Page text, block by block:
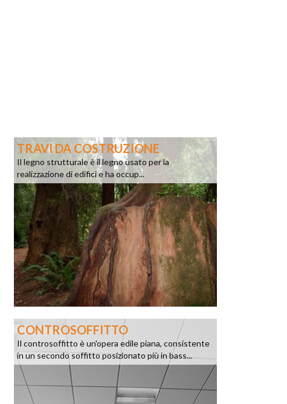
TRAVI DA COSTRUZIONE
Il legno strutturale è il legno usato per la
realizzazione di edifici e ha occup...
CONTROSOFFITTO
Il controsoffitto è un'opera edile piana, consistente
in un secondo soffitto posizionato più in bass...